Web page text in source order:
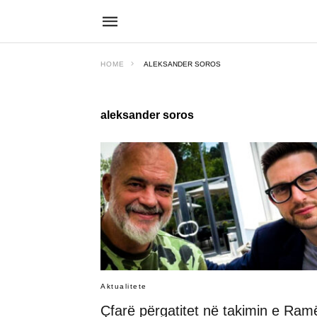
HOME ALEKSANDER SOROS
aleksander soros
Aktualitete
Çfarë përgatitet në takimin e